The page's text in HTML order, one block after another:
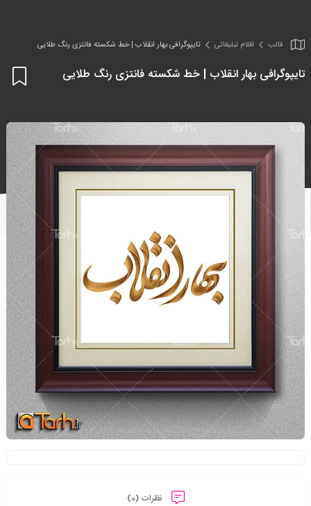
قالب اقلام تبلیغاتی تایپوگرافی بهار انقلاب | خط شکسته فانتزی رنگ طلایی
تایپوگرافی بهار انقلاب | خط شکسته فانتزی رنگ طلایی
نظرات (0)